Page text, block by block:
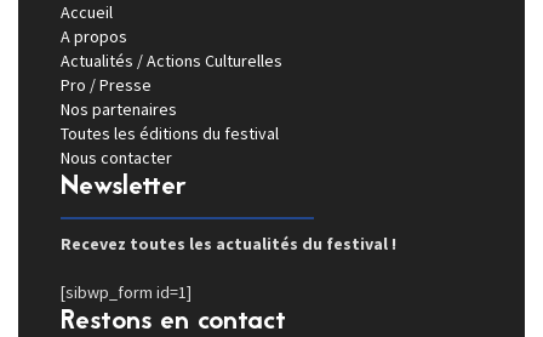
Accueil
A propos
Actualités / Actions Culturelles
Pro / Presse
Nos partenaires
Toutes les éditions du festival
Nous contacter
Newsletter
Recevez toutes les actualités du festival !
[sibwp_form id=1]
Restons en contact